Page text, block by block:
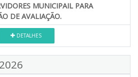
MUNICIPAIL PARA
DE AVALIAÇÃO.
DETALHES